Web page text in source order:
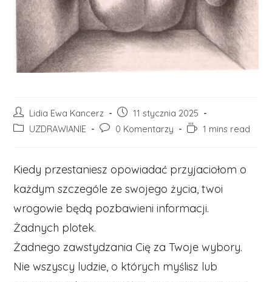
Post
author:
Lidia Ewa Kancerz
Post
published:
11 stycznia 2025
PostUZDRAWIANIE
Post0 Komentarzy
Reading1 mins read
Kiedy przestaniesz opowiadać przyjaciołom o
każdym szczególe ze swojego życia, twoi
wrogowie będą pozbawieni informacji.
Żadnych plotek.
Żadnego zawstydzania Cię za Twoje wybory.
Nie wszyscy ludzie, o których myślisz lub